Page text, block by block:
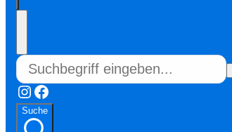
Instagram
Facebook
Suche